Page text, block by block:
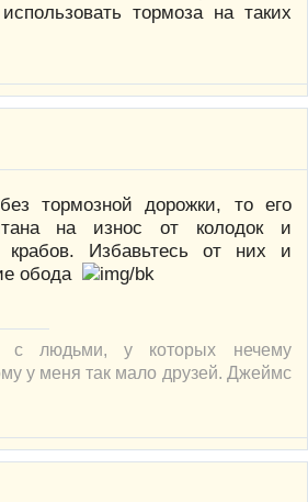
тормоза на таких
тормозной дорожки, то его
на износ от колодок и
крабов. Избавьтесь от них и
обода
с людьми, у которых нечему
у меня так мало друзей. Джеймс